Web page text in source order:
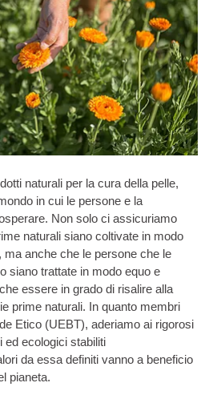
naturali per la cura della pelle,
in cui le persone e la
Non solo ci assicuriamo
naturali siano coltivate in modo
ma anche che le persone che le
siano trattate in modo equo e
essere in grado di risalire alla
prime naturali. In quanto membri
Etico (UEBT), aderiamo ai rigorosi
ed ecologici stabiliti
da essa definiti vanno a beneficio
pianeta.